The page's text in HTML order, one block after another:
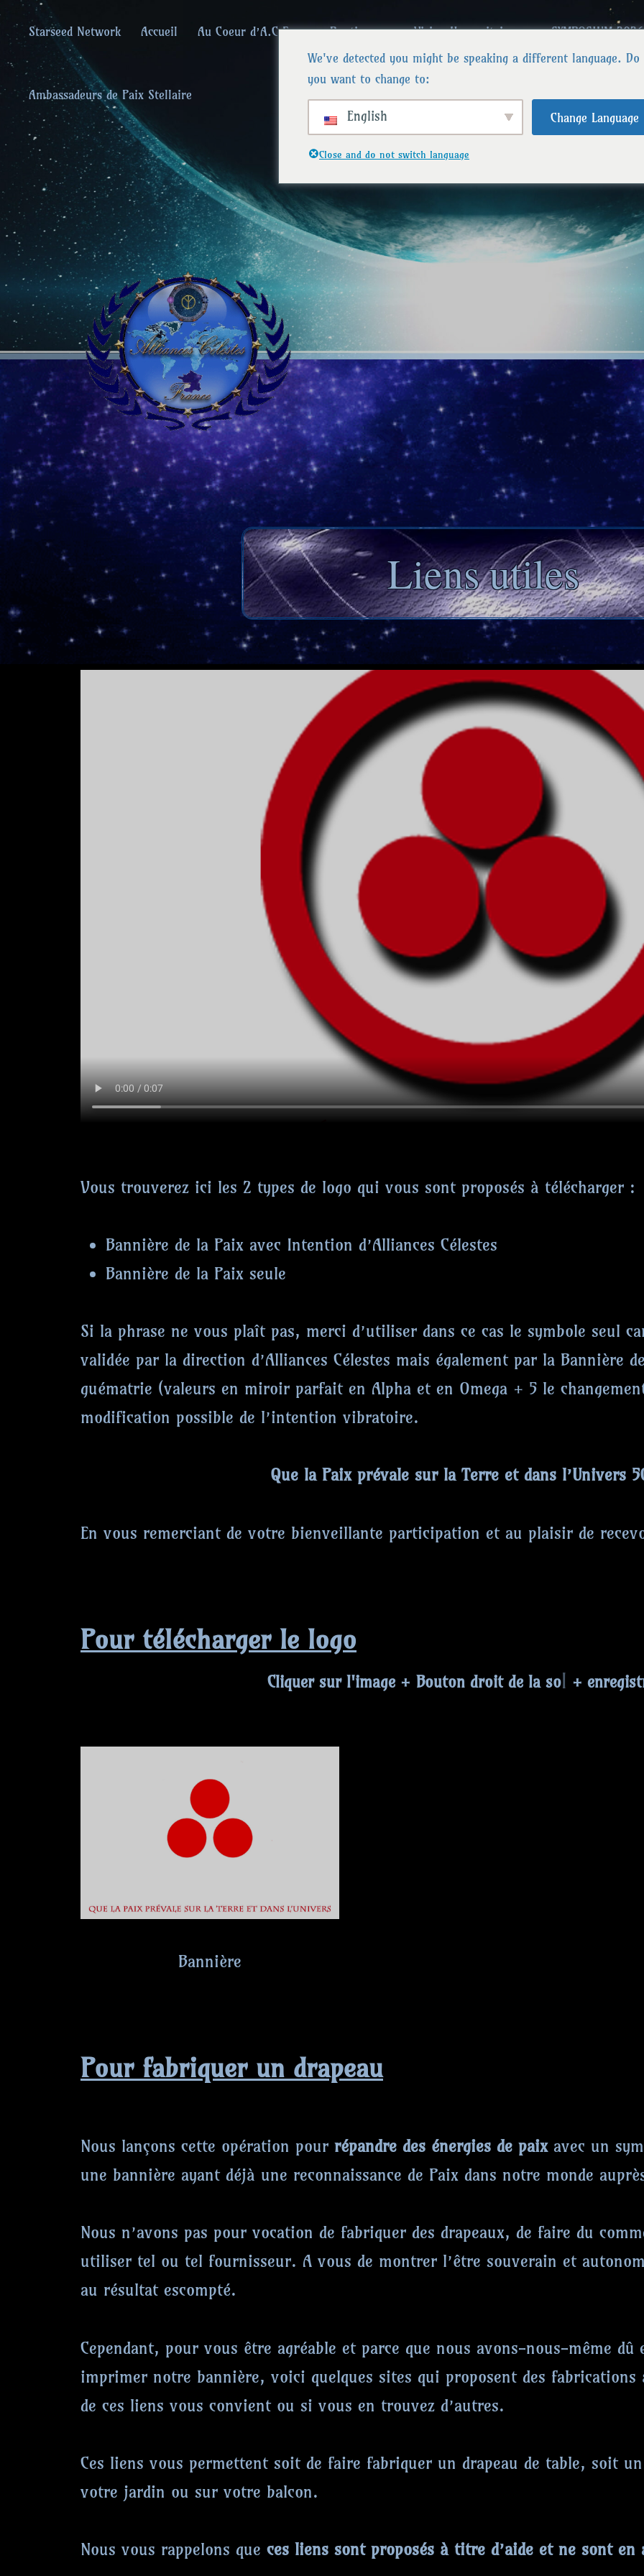
Starseed Network Accueil Au Coeur d’A.C.F. Boutique Vision Humanitaire SYMPOSIUM 2026
Ambassadeurs de Paix Stellaire
Alliances Célestes
Que la paix prévale sur la Terre et dans l'Univers
Liens utiles
Vous trouverez ici les 2 types de logo qui vous sont proposés à télécharger :
Bannière de la Paix avec Intention d’Alliances Célestes
Bannière de la Paix seule
Si la phrase ne vous plaît pas, merci d’utiliser dans ce cas le symbole seul
validée par la direction d’Alliances Célestes mais également par la Bannière
guématrie (valeurs en miroir parfait en Alpha et en Omega + 5 le
modification possible de l’intention vibratoire.
Que la Paix prévale sur la Terre et dans l’Univers
En vous remerciant de votre bienveillante participation et au plaisir de
Pour télécharger le logo
Cliquer sur l'image + Bouton droit + enregistrer
Bannière
Pour fabriquer un drapeau
Nous lançons cette opération pour répandre des énergies de paixavec un
une bannière ayant déjà une reconnaissance de Paix dans notre monde
Nous n’avons pas pour vocation de fabriquer des drapeaux, de faire du
utiliser tel ou tel fournisseur. A vous de montrer l’être souverain et
au résultat escompté.
Cependant, pour vous être agréable et parce que nous avons-nous-même dû
imprimer notre bannière, voici quelques sites qui proposent des
de ces liens vous convient ou si vous en trouvez d’autres.
Ces liens vous permettent soit de faire fabriquer un drapeau de table, soit
votre jardin ou sur votre balcon.
Nous vous rappelons que ces liens sont proposés à titre d’aide et ne sont
We've detected you might be speaking a different language. Do
you want to change to:
English Change Language
Close and do not switch language